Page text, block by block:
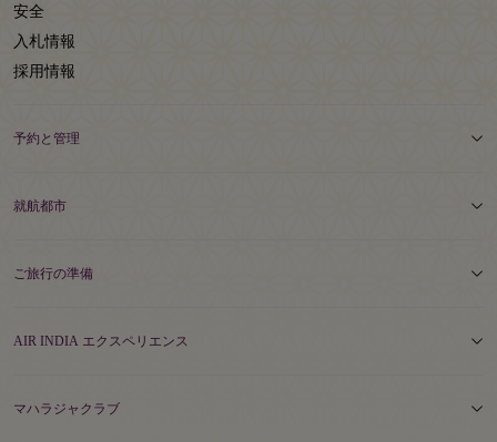
安全
入札情報
採用情報
予約と管理
就航都市
ご旅行の準備
AIR INDIA エクスペリエンス
マハラジャクラブ